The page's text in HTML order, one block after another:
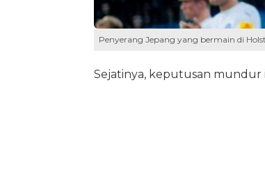
Penyerang Jepang yang bermain di
Sejatinya, keputusan mundur